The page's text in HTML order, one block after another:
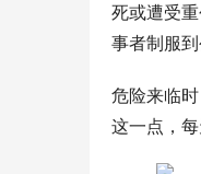
死或遭受
事者制服
危险来临
这一点，